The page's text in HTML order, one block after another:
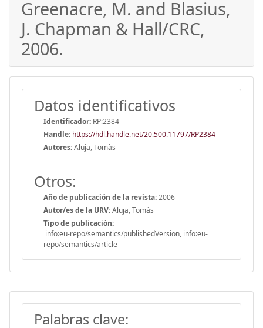
Greenacre, M. and Blasius,
J. Chapman & Hall/CRC,
2006.
Datos identificativos
Identificador: RP:2384
Handle: https://hdl.handle.net/20.500.11797/RP2384
Autores:Aluja, Tomàs
Otros:
Año de publicación de la revista:2006
Autor/es de la URV:Aluja, Tomàs
Tipo de publicación:
info:eu-repo/semantics/publishedVersion, info:eu-
repo/semantics/article
Palabras clave: